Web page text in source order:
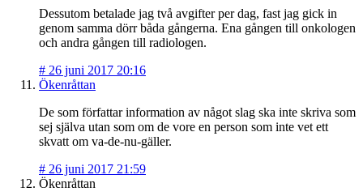
Dessutom betalade jag två avgifter per dag, fast jag gick in
genom samma dörr båda gångerna. Ena gången till onkologen
och andra gången till radiologen.
# 26 juni 2017 20:16
Ökenråttan
De som författar information av något slag ska inte skriva som
sej själva utan som om de vore en person som inte vet ett
skvatt om va-de-nu-gäller.
# 26 juni 2017 21:59
Ökenråttan